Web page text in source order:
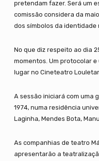
pretendam fazer. Será um
comissão considera da
dos símbolos da
No que diz respeito ao dia
momentos. Um protocolar
lugar no Cineteatro
A sessão iniciará com uma
1974, numa residência
Laginha, Mendes Bota,
As companhias de teatro
apresentarão a